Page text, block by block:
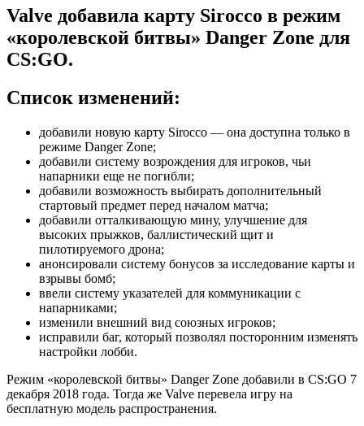
Valve добавила карту Sirocco в режим
«королевской битвы» Danger Zone для
CS:GO.
Список изменений:
добавили новую карту Sirocco — она доступна только в
режиме Danger Zone;
добавили систему возрождения для игроков, чьи
напарники еще не погибли;
добавили возможность выбирать дополнительный
стартовый предмет перед началом матча;
добавили отталкивающую мину, улучшение для
высоких прыжков, баллистический щит и
пилотируемого дрона;
анонсировали систему бонусов за исследование карты и
взрывы бомб;
ввели систему указателей для коммуникации с
напарниками;
изменили внешний вид союзных игроков;
исправили баг, который позволял посторонним изменять
настройки лобби.
Режим «королевской битвы» Danger Zone добавили в CS:GO 7
декабря 2018 года. Тогда же Valve перевела игру на
бесплатную модель распространения.